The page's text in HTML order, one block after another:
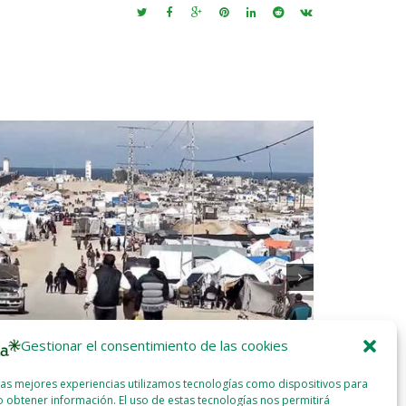
Gestionar el consentimiento de las cookies
mejores experiencias utilizamos tecnologías como dispositivos para
obtener información. El uso de estas tecnologías nos permitirá
«From ground zero», la vida en Gaza vista por
Vídeo: «La